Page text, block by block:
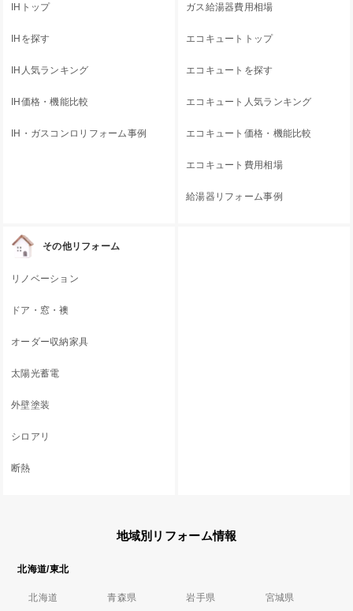
IHトップ
IHを探す
IH人気ランキング
IH価格・機能比較
IH・ガスコンロリフォーム事例
ガス給湯器費用相場
エコキュートトップ
エコキュートを探す
エコキュート人気ランキング
エコキュート価格・機能比較
エコキュート費用相場
給湯器リフォーム事例
その他リフォーム
リノベーション
ドア・窓・襖
オーダー収納家具
太陽光蓄電
外壁塗装
シロアリ
断熱
地域別リフォーム情報
北海道/東北
北海道 青森県 岩手県 宮城県